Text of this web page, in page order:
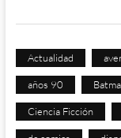
Actualidad
años 90
Ciencia Ficción